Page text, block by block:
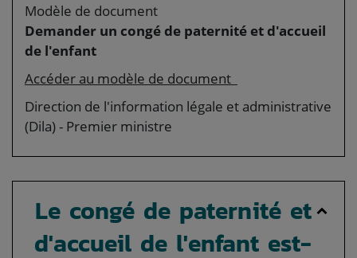
Modèle de document
Demander un congé de paternité et d'accueil
de l'enfant
Accéder au modèle de document
Direction de l'information légale et administrative
(Dila) - Premier ministre
Le congé de paternité et
d'accueil de l'enfant est-